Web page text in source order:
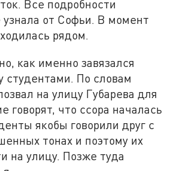
Все подробности
от Софьи. В момент
рядом.
как именно завязался
студентами. По словам
на улицу Губарева для
говорят, что ссора началась
якобы говорили друг с
тонах и поэтому их
на улицу. Позже туда